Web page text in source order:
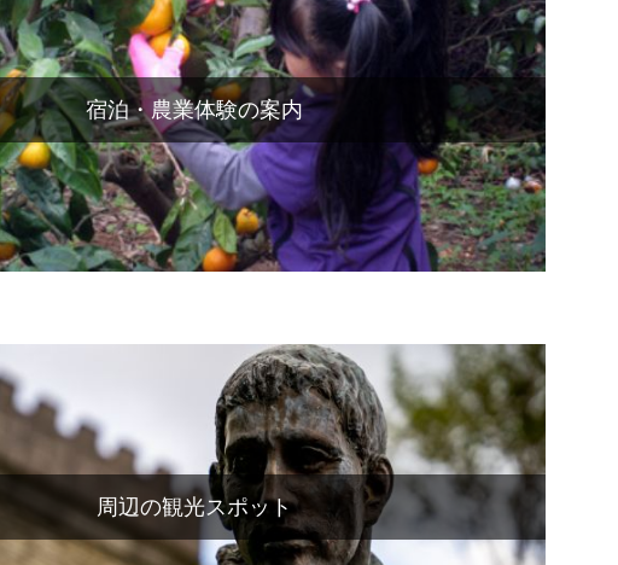
宿泊・農業体験の案内
周辺の観光スポット